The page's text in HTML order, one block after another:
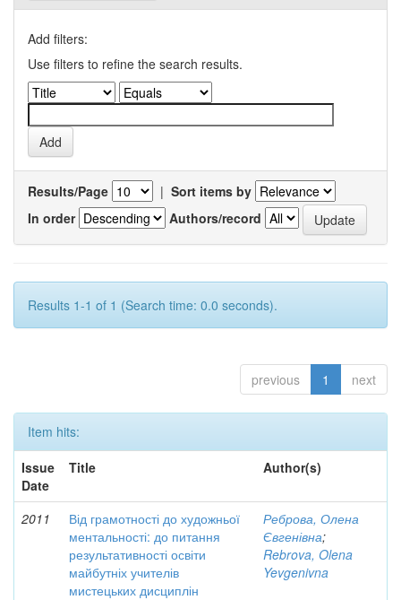
Add filters:
Use filters to refine the search results.
Results/Page | Sort items by
In order
Authors/record
Results 1-1 of 1 (Search time: 0.0 seconds).
previous 1 next
Item hits:
Issue
Date
Title Author(s)
2011
Від грамотності до художньої
ментальності: до питання
результативності освіти
майбутніх учителів
мистецьких дисциплін
Реброва, Олена
Євгенівна;
Rebrova, Olena
Yevgenivna